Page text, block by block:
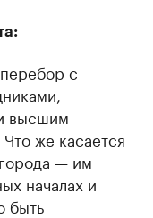
с
высшим
же касается
— им
началах и
быть